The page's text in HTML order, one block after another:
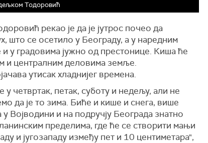
Тодоровић
рекао је да је јутрос почео да
што се осетило у Београду, а у наредним
у градовима јужно од престонице. Киша ће
и централним деловима земље.
утисак хладнијег времена.
у четвртак, петак, суботу и недељу, али не
да је то зима. Биће и кише и снега, више
у Војводини и на подручју Београда знатно
пределима, где ће се створити мањи
и југозападу између пет и 10 центиметара",